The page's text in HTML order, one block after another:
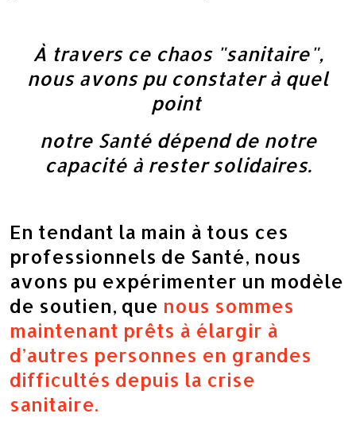
À travers ce chaos "sanitaire",
nous avons pu constater à quel
point
notre Santé dépend de notre
capacité à rester solidaires.
En tendant la main à tous ces
professionnels de Santé, nous
avons pu expérimenter un modèle
de soutien, que nous sommes
maintenant prêts à élargir à
d’autres personnes en grandes
difficultés depuis la crise
sanitaire.